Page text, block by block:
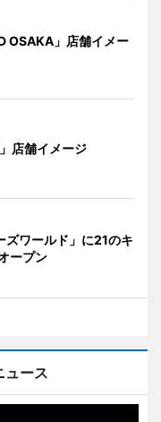
OSAKA」店舗イメー
店舗イメージ
ズワールド」に21のキ
ープン
ュース